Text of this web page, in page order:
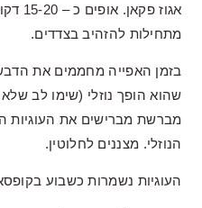
אגוז
מתחילות להזהיב בצדדים.
בזמן האפייה מחממים את
שהוא הופך נוזלי (שימו לב
מברשת מברישים את העוגיות
הנוזלי. מצננים לחלוטין.
העוגיות נשמרות כשבוע